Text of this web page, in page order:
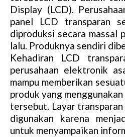
Display (LCD).
panel LCD transparan
diproduksi secara massal
lalu. Produknya sendiri
Kehadiran LCD
perusahaan elektronik
mampu memberikan
produk yang
tersebut. Layar transparan
digunakan karena
untuk menyampaikan